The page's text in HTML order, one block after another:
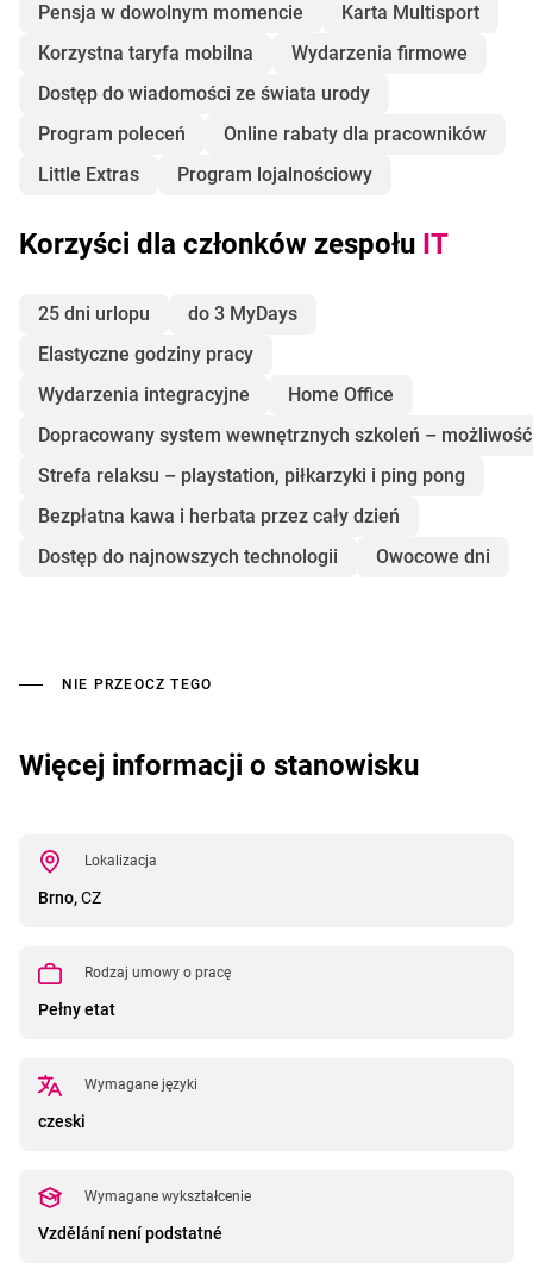
Pensja w dowolnym momencie
Karta Multisport
Korzystna taryfa mobilna
Wydarzenia firmowe
Dostęp do wiadomości ze świata urody
Program poleceń
Online rabaty dla pracowników
Little Extras
Program lojalnościowy
Korzyści dla członków zespołu IT
25 dni urlopu
do 3 MyDays
Elastyczne godziny pracy
Wydarzenia integracyjne
Home Office
Dopracowany system wewnętrznych szkoleń –
Strefa relaksu – playstation, piłkarzyki i ping pong
Bezpłatna kawa i herbata przez cały dzień
Dostęp do najnowszych technologii
Owocowe dni
NIE PRZEOCZ TEGO
Więcej informacji o stanowisku
Lokalizacja
Brno,CZ
Rodzaj umowy o pracę
Pełny etat
Wymagane języki
czeski
Wymagane wykształcenie
Vzdělání není podstatné